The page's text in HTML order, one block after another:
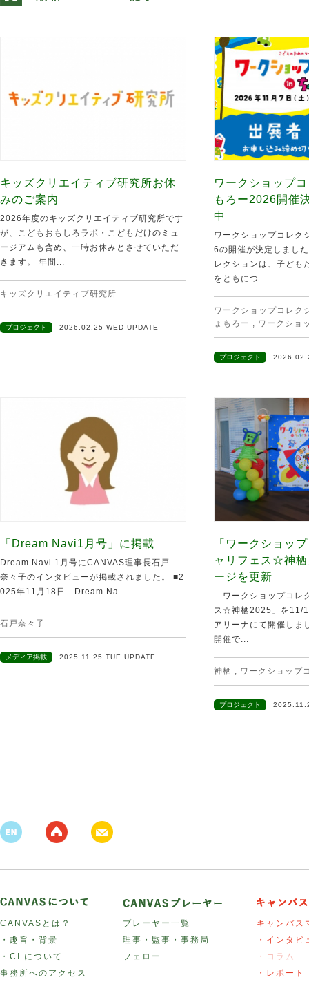
キッズクリエイティブ研究所お休
みのご案内
2026年度のキッズクリエイティブ研究所です
が、こどもおもしろラボ・こどもだけのミュ
ージアムも含め、一時お休みとさせていただ
きます。 年間...
キッズクリエイティブ研究所
プロジェクト 2026.02.25 WED UPDATE
ワークショップ
もろー2026開催
中
ワークショップコレク
6の開催が決定しまし
レクションは、子ども
をともにつ...
ワークショップコレク
ょもろー , ワークショ
プロジェクト
「Dream Navi1月号」に掲載
Dream Navi 1月号にCANVAS理事長石戸
奈々子のインタビューが掲載されました。 ■2
025年11月18日 Dream Na...
石戸奈々子
メディア掲載 2025.11.25 TUE UPDATE
「ワークショッ
ャリフェス☆神
ージを更新
「ワークショップコ
ス☆神栖2025」を11/
アリーナにて開催しま
開催で...
神栖 , ワークショップ
プロジェクト
CANVASとは？
・趣旨・背景
・CI について
事務所へのアクセス
プレーヤー一覧
理事・監事・事務局
フェロー
キャンバス
・インタビ
・コラム
・レポート